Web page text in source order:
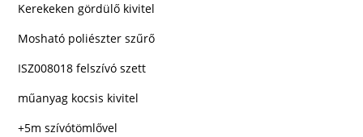
Kerekeken gördülő kivitel
Mosható poliészter szűrő
ISZ008018 felszívó szett
műanyag kocsis kivitel
+5m szívótömlővel